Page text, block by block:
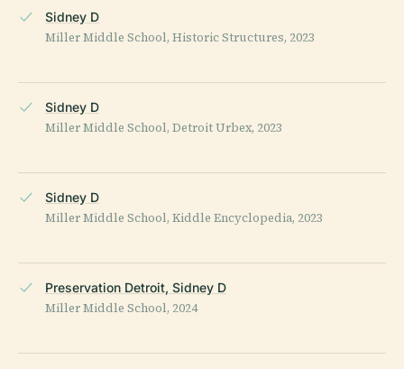
Sidney D
Miller Middle School, Historic Structures, 2023
Sidney D
Miller Middle School, Detroit Urbex, 2023
Sidney D
Miller Middle School, Kiddle Encyclopedia, 2023
Preservation Detroit, Sidney D
Miller Middle School, 2024